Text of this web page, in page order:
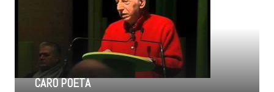
CARO POETA